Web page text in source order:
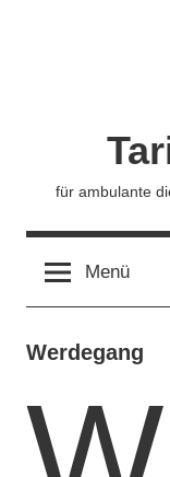
für ambulante
Menü
Werdegang